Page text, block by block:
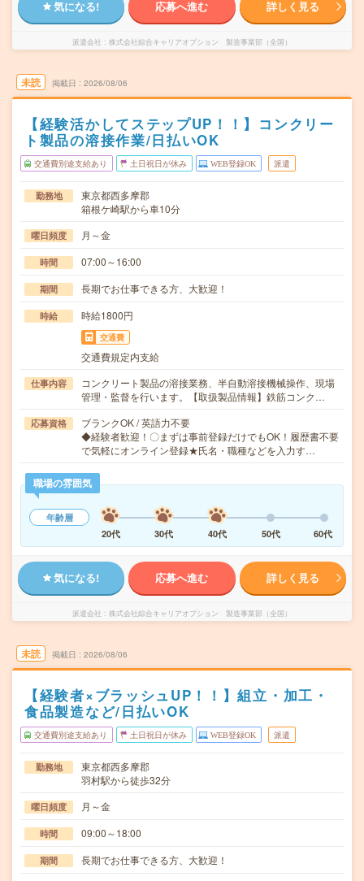
気になる! 応募へ進む 詳しく見る
派遣会社 株式会社綜合キャリアオプション 製造事業部（全国）
未読 掲載日 2026/08/06
【経験活かしてステップUP！！】コンクリー
ト製品の溶接作業/日払いOK
交通費別途支給あり 土日祝日が休み WEB登録OK 派遣
勤務地
東京都西多摩郡
箱根ケ崎駅から車10分
曜日頻度 月～金
時間 07:00～16:00
期間 長期でお仕事できる方、大歓迎！
時給 時給1800円
交通費
交通費規定内支給
仕事内容
コンクリート製品の溶接業務、半自動溶接機械操作、現場
管理・監督を行います。【取扱製品情報】鉄筋コンク…
応募資格
ブランクOK / 英語力不要
◆経験者歓迎！〇まずは事前登録だけでもOK！履歴書不要
で気軽にオンライン登録★氏名・職種などを入力す…
職場の雰囲気
年齢層
20代
30代 40代 50代 60代
気になる! 応募へ進む 詳しく見る
派遣会社 株式会社綜合キャリアオプション 製造事業部（全国）
未読 掲載日 2026/08/06
【経験者×ブラッシュUP！！】組立・加工・
食品製造など/日払いOK
交通費別途支給あり 土日祝日が休み WEB登録OK 派遣
勤務地
東京都西多摩郡
羽村駅から徒歩32分
曜日頻度 月～金
時間 09:00～18:00
期間
長期でお仕事できる方、大歓迎！